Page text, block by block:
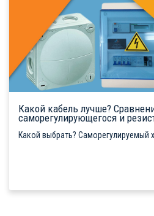
Какой кабель лучше?
саморегулирующегося и
Какой выбрать? Саморегулируемый